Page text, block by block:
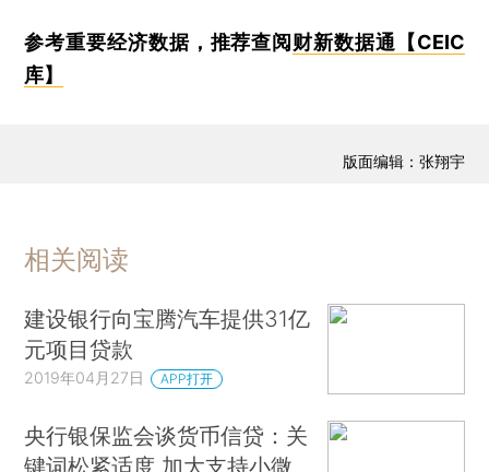
参考重要经济数据，推荐查阅 财新数据通【CEIC
库】
版面编辑：张翔宇
相关阅读
建设银行向宝腾汽车提供31亿
元项目贷款
2019年04月27日 APP打开
央行银保监会谈货币信贷：关
键词松紧适度 加大支持小微